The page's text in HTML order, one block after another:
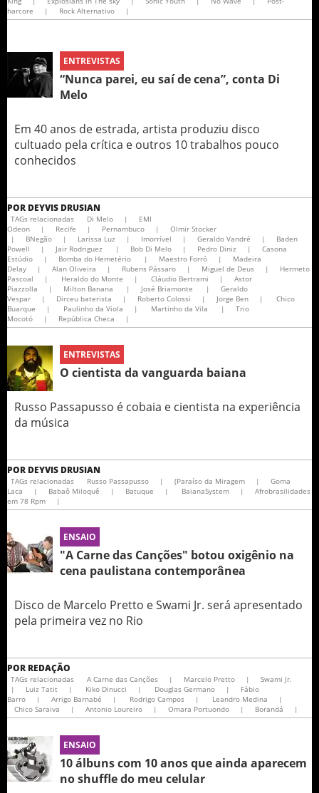
harcore
| Rock Alternativo |
ENTREVISTAS
“Nunca parei, eu saí de cena”, conta Di
Melo
Em 40 anos de estrada, artista produziu disco
cultuado pela crítica e outros 10 trabalhos pouco
conhecidos
POR DEYVIS DRUSIAN
TAGs relacionadas Di Melo |
EMI
Odeon
| Recife | Pernambuco |
Olmir Stocker
|
BNegão | Larissa Luz | Imorrível | Geraldo Vandré |
Baden
Powell
| Jair Rodriguez | Bob Di Melo | Pedro Diniz |
Casona
Estúdio
| Bomba do Hemetério | Maestro Forró |
Madeira
Delay
| Alan Oliveira | Rubens Pássaro | Miguel de Deus |
Hermeto
Pascoal
| Heraldo do Monte | Cláudio Bertrami |
Astor
Piazzolla
| Milton Banana | José Briamonte |
Geraldo
Vespar
| Dirceu baterista | Roberto Colossi | Jorge Ben |
Chico
Buarque
| Paulinho da Viola | Martinho da Vila |
Trio
Mocotó
| República Checa |
ENTREVISTAS
O cientista da vanguarda baiana
Russo Passapusso é cobaia e cientista na experiência
da música
POR DEYVIS DRUSIAN
TAGs relacionadas Russo Passapusso | (Paraíso da Miragem |
Goma
Laca
| Babaô Miloquê | Batuque | BaianaSystem |
Afrobrasilidades
em 78 Rpm
|
ENSAIO
"A Carne das Canções" botou oxigênio na
cena paulistana contemporânea
Disco de Marcelo Pretto e Swami Jr. será apresentado
pela primeira vez no Rio
POR REDAÇÃO
TAGs relacionadas A Carne das Canções | Marcelo Pretto |
Swami Jr.
|
Luiz Tatit | Kiko Dinucci | Douglas Germano |
Fábio
Barro
| Arrigo Barnabé | Rodrigo Campos | Leandro Medina
|
Chico Saraiva
| Antonio Loureiro | Omara Portuondo | Borandá |
ENSAIO
10 álbuns com 10 anos que ainda aparecem
no shuffle do meu celular